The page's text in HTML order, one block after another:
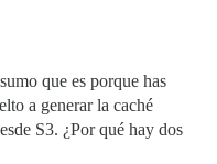
1.amazonaws.com/
que es porque has
a generar la caché
S3. ¿Por qué hay dos